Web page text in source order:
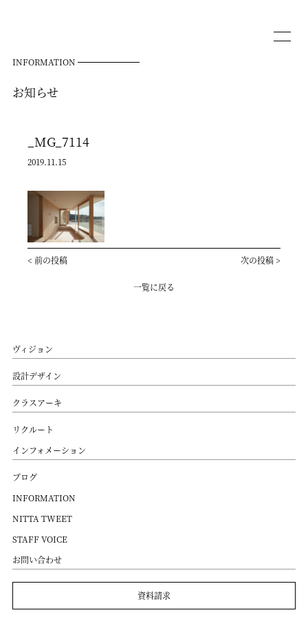
INFORMATION
お知らせ
_MG_7114
2019.11.15
< 前の投稿 次の投稿 >
一覧に戻る
ヴィジョン
設計デザイン
クラスアーキ
リクルート
インフォメーション
ブログ
INFORMATION
NITTA TWEET
STAFF VOICE
お問い合わせ
資料請求